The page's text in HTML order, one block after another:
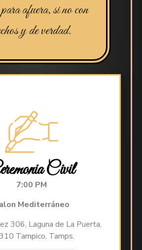
afuera, si no con
y de verdad.
Civil
7:00 PM
Mediterráneo
306, Laguna de La Puerta,
Tampico, Tamps.